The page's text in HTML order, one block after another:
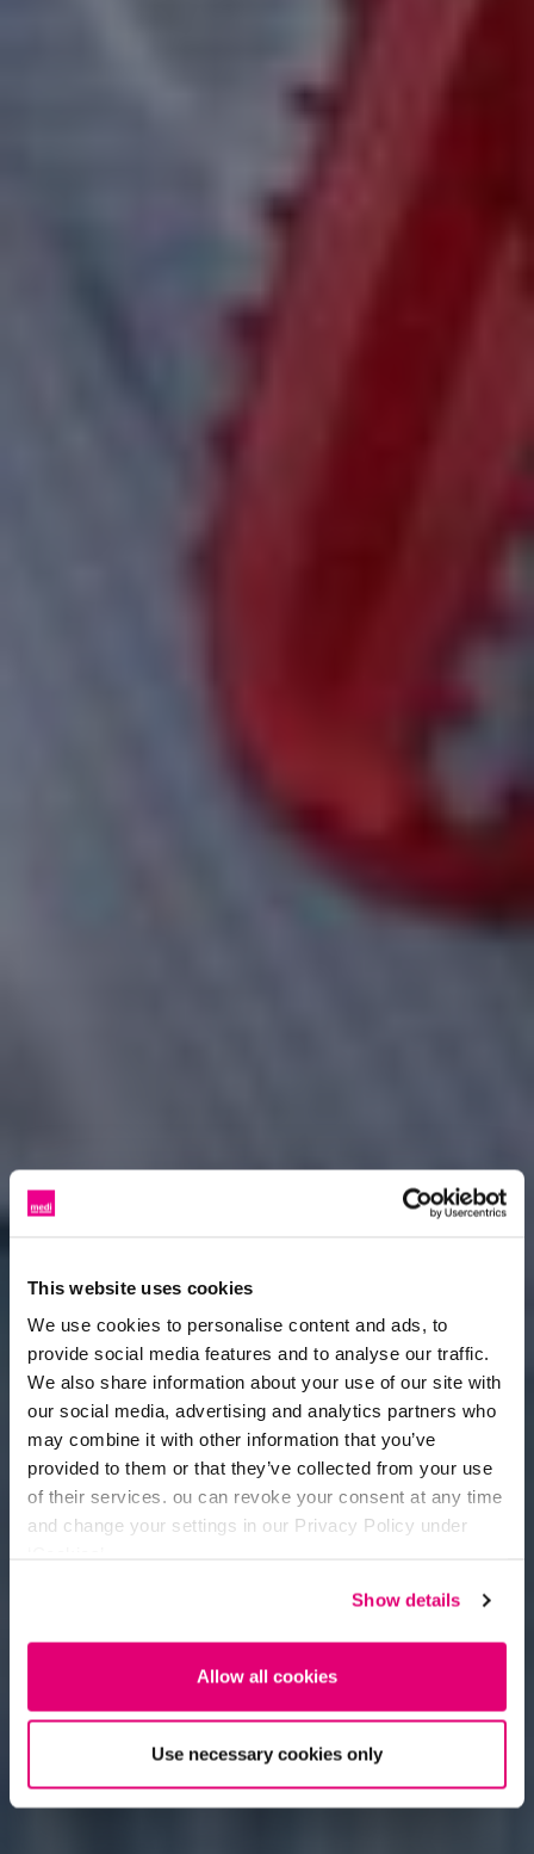
This website uses cookies
We use cookies to personalise content and ads, to
provide social media features and to analyse our traffic.
We also share information about your use of our site with
our social media, advertising and analytics partners who
may combine it with other information that you’ve
provided to them or that they’ve collected from your use
of their services. ou can revoke your consent at any time
and change your settings in our Privacy Policy under
Show details
Allow all cookies
Use necessary cookies only